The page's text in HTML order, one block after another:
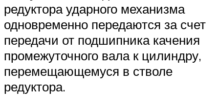
редуктора ударного механизма
одновременно передаются за счет
передачи от подшипника качения
промежуточного вала к цилиндру,
перемещающемуся в стволе
редуктора.